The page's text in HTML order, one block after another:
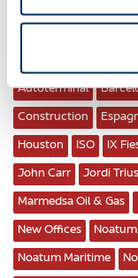
ÉTIQUETTES
Autoterminal
Construction
Houston
ISO IX
John Carr
Jordi Trius
Marmedsa Oil & Gas
New Offices
Noatum
Noatum Maritime